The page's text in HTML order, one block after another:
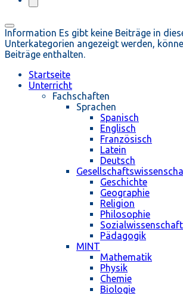
Information Es gibt keine Beiträge in
Unterkategorien angezeigt werden,
Beiträge enthalten.
Startseite
Unterricht
Fachschaften
Sprachen
Spanisch
Englisch
Französisch
Latein
Deutsch
Geschichte
Geographie
Religion
Philosophie
Pädagogik
MINT
Mathematik
Physik
Chemie
Biologie